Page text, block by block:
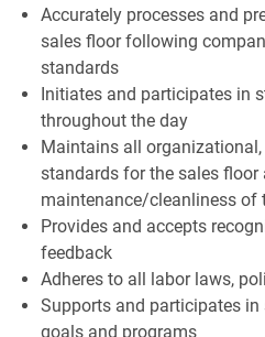
Accurately processes and
sales floor following
standards
Initiates and participates in
throughout the day
Maintains all
standards for the sales
maintenance/cleanliness of
Provides and accepts
feedback
Adheres to all labor laws,
Supports and participates
goals and programs